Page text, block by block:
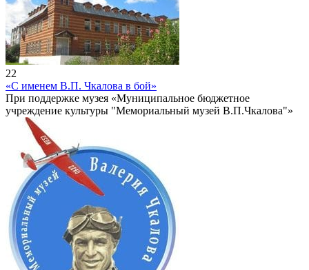
22
«С именем В.П. Чкалова в бой»
При поддержке музея «Муниципальное бюджетное
учреждение культуры "Мемориальный музей В.П.Чкалова"»